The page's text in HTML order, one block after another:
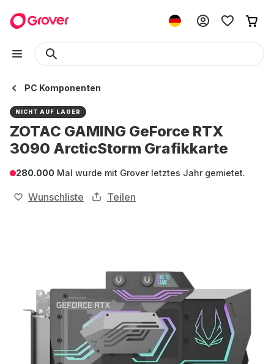
PC Komponenten
NICHT AUF LAGER
ZOTAC GAMING GeForce RTX
3090 ArcticStorm Grafikkarte
280.000 Mal wurde mit Grover letztes Jahr gemietet.
Wunschliste Teilen